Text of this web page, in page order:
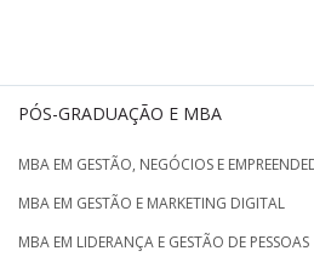
PÓS-GRADUAÇÃO E MBA
MBA EM GESTÃO, NEGÓCIOS E
MBA EM GESTÃO E MARKETING DIGITAL
MBA EM LIDERANÇA E GESTÃO DE PESSOAS